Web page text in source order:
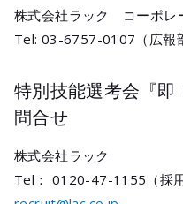
株式会社ラック コーポレ
Tel: 03-6757-0107（広報
特別技能選考会『
問合せ
株式会社ラック
Tel： 0120-47-1155（採